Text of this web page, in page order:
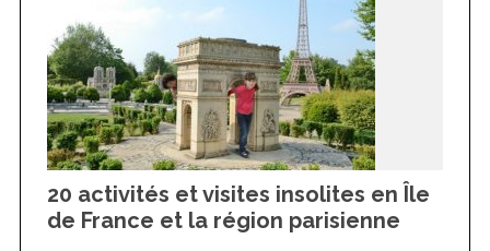
20 activités et visites insolites en Île
de France et la région parisienne